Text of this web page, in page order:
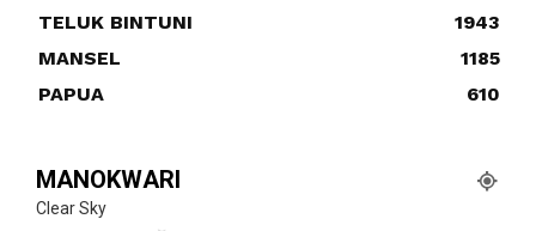
TELUK BINTUNI
1943
MANSEL
1185
PAPUA
610
MANOKWARI
Clear Sky